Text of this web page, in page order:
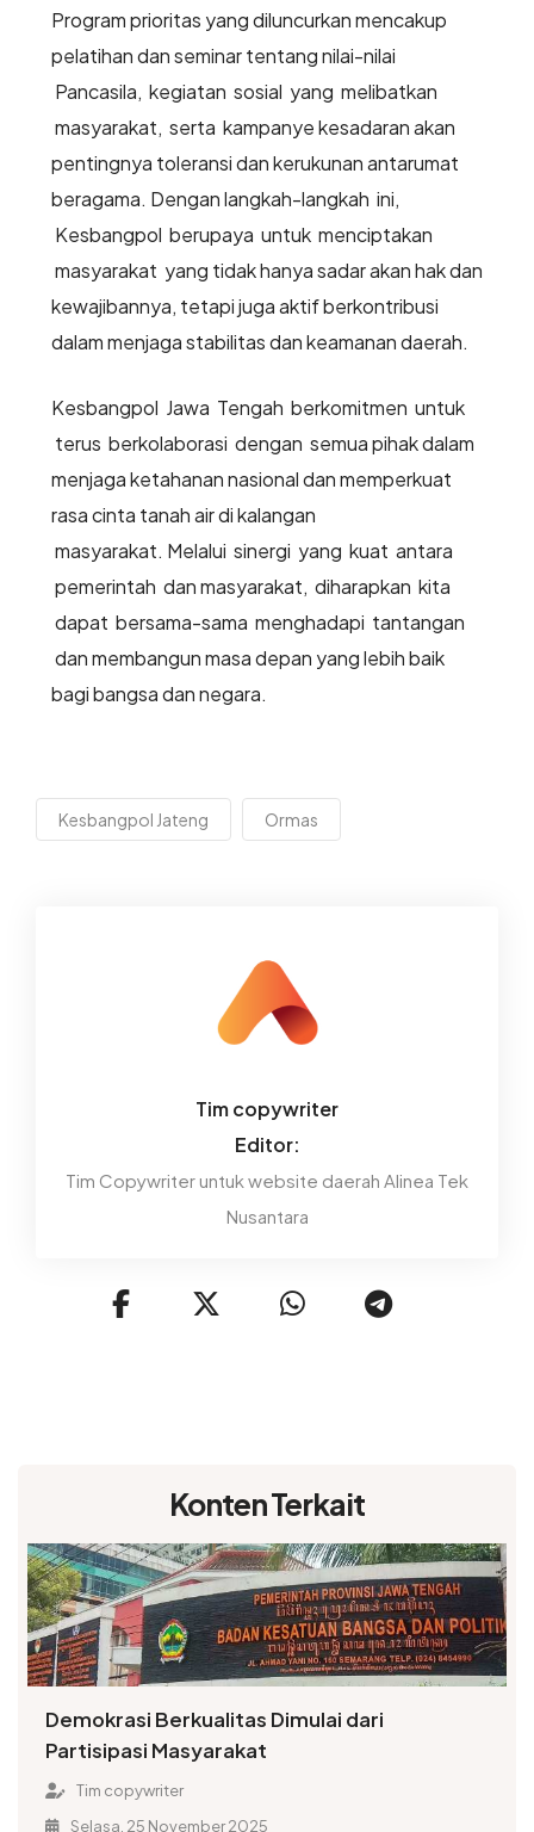
Program prioritas yang diluncurkan mencakup
pelatihan dan seminar tentang nilai-nilai
Pancasila, kegiatan sosial yang melibatkan
masyarakat, serta kampanye kesadaran akan
pentingnya toleransi dan kerukunan antarumat
beragama. Dengan langkah-langkah ini,
Kesbangpol berupaya untuk menciptakan
masyarakat yang tidak hanya sadar akan hak dan
kewajibannya, tetapi juga aktif berkontribusi
dalam menjaga stabilitas dan keamanan daerah.
Kesbangpol Jawa Tengah berkomitmen untuk
terus berkolaborasi dengan semua pihak dalam
menjaga ketahanan nasional dan memperkuat
rasa cinta tanah air di kalangan
masyarakat. Melalui sinergi yang kuat antara
pemerintah dan masyarakat, diharapkan kita
dapat bersama-sama menghadapi tantangan
dan membangun masa depan yang lebih baik
bagi bangsa dan negara.
Kesbangpol Jateng Ormas
Tim copywriter
Editor:
Tim Copywriter untuk website daerah Alinea Tek
Nusantara
Konten Terkait
Demokrasi Berkualitas Dimulai dari
Partisipasi Masyarakat
Tim copywriter
Selasa, 25 November 2025